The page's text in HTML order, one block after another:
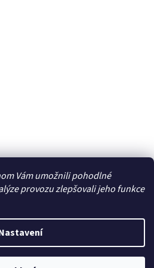
Vám umožnili pohodlné
provozu zlepšovali jeho funkce
Vytvořil Shoptet